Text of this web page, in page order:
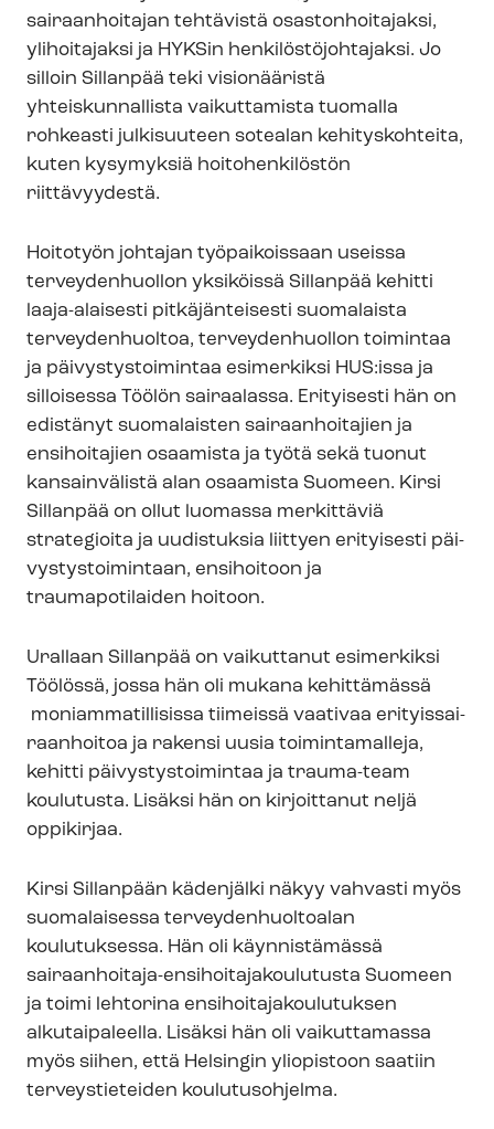
sairaanhoitajan tehtävistä osastonhoitajaksi,
ylihoitajaksi ja HYKSin hen­ki­lös­tö­joh­ta­jak­si. Jo
silloin Sillanpää teki visionääristä
yhteiskunnallista vaikuttamista tuomalla
rohkeasti julkisuuteen sotealan kehityskohteita,
kuten kysymyksiä hoitohenkilöstön
riittävyydestä.
Hoitotyön johtajan työpaikoissaan useissa
terveydenhuollon yksiköissä Sillanpää kehitti
laaja-alaisesti pitkäjänteisesti suomalaista
terveydenhuoltoa, terveydenhuollon toimintaa
ja päi­vys­tys­toi­min­taa esimerkiksi HUS:issa ja
silloisessa Töölön sairaalassa. Erityisesti hän on
edistänyt suomalaisten sairaanhoitajien ja
ensihoitajien osaamista ja työtä sekä tuonut
kansainvälistä alan osaamista Suomeen. Kirsi
Sillanpää on ollut luomassa merkittäviä
strategioita ja uudistuksia liittyen erityisesti päi­
vys­tys­toi­min­taan, ensihoitoon ja
traumapotilaiden hoitoon.
Urallaan Sillanpää on vaikuttanut esimerkiksi
Töölössä, jossa hän oli mukana kehittämässä
mo­niam­ma­til­li­sis­sa tiimeissä vaativaa eri­tyis­sai­
raan­hoi­toa ja rakensi uusia toimintamalleja,
kehitti päi­vys­tys­toi­min­taa ja trauma-team
koulutusta. Lisäksi hän on kirjoittanut neljä
oppikirjaa.
Kirsi Sillanpään kädenjälki näkyy vahvasti myös
suomalaisessa ter­vey­den­huol­toa­lan
koulutuksessa. Hän oli käynnistämässä
sairaanhoitaja-​ensihoitajakoulutusta Suomeen
ja toimi lehtorina en­si­hoi­ta­ja­kou­lu­tuk­sen
alkutaipaleella. Lisäksi hän oli vaikuttamassa
myös siihen, että Helsingin yliopistoon saatiin
terveystieteiden koulutusohjelma.